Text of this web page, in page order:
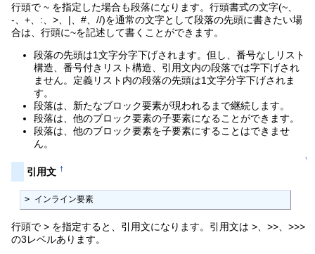
行頭で ~ を指定した場合も段落になります。行頭書式の文字(~、
-、+、:、>、|、#、//)を通常の文字として段落の先頭に書きたい場
合は、行頭に~を記述して書くことができます。
段落の先頭は1文字分字下げされます。但し、番号なしリスト
構造、番号付きリスト構造、引用文内の段落では字下げされ
ません。定義リスト内の段落の先頭は1文字分字下げされま
す。
段落は、新たなブロック要素が現われるまで継続します。
段落は、他のブロック要素の子要素になることができます。
段落は、他のブロック要素を子要素にすることはできませ
ん。
↑
引用文 †
> インライン要素
行頭で > を指定すると、引用文になります。引用文は >、>>、>>>
の3レベルあります。